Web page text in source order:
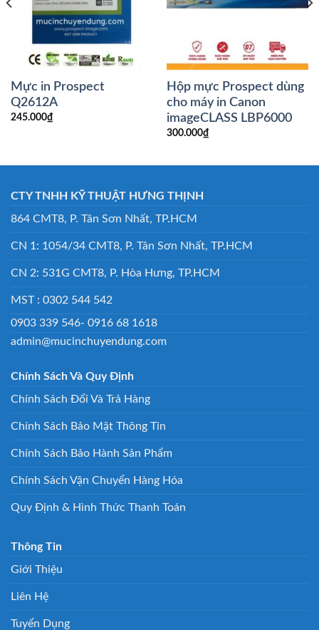
Mực in Prospect
Q2612A
245.000₫
Hộp mực Prospect dùng
cho máy in Canon
imageCLASS LBP6000
300.000₫
CTY TNHH KỸ THUẬT HƯNG THỊNH
864 CMT8, P. Tân Sơn Nhất, TP.HCM
CN 1: 1054/34 CMT8, P. Tân Sơn Nhất, TP.HCM
CN 2: 531G CMT8, P. Hòa Hưng, TP.HCM
MST : 0302 544 542
0903 339 546- 0916 68 1618
admin@mucinchuyendung.com
Chính Sách Và Quy Định
Chính Sách Đổi Và Trả Hàng
Chính Sách Bảo Mật Thông Tin
Chính Sách Bảo Hành Sản Phẩm
Chính Sách Vận Chuyển Hàng Hóa
Quy Định & Hình Thức Thanh Toán
Thông Tin
Giới Thiệu
Liên Hệ
Tuyển Dụng